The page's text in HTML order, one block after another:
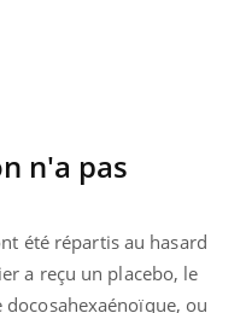
n'a pas
été répartis au hasard
a reçu un placebo, le
docosahexaénoïque, ou